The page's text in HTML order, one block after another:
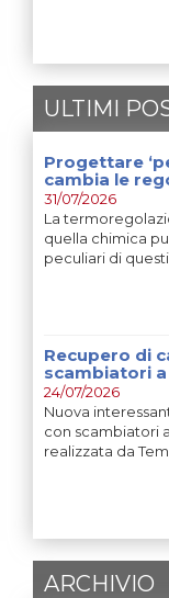
ULTIMI
Progettare
cambia le
31/07/2026
La
quella chimica
peculiari di
Recupero di
scambiatori
24/07/2026
Nuova
con scambiatori
realizzata da
ARCHIVIO